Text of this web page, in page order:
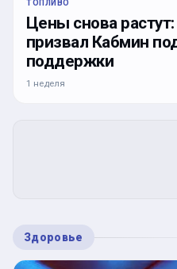
ТОПЛИВО
Цены снова
призвал Кабмин
поддержки
1 неделя
Здоровье